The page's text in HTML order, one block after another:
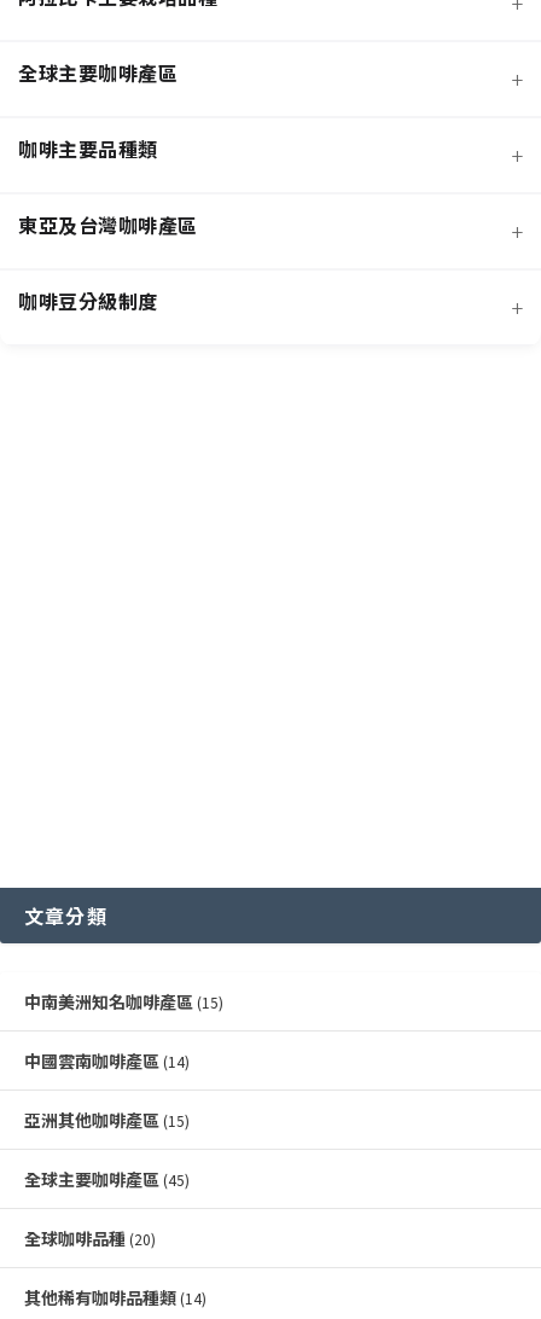
全球主要咖啡產區 +
咖啡主要品種類 +
東亞及台灣咖啡產區 +
咖啡豆分級制度 +
文章分類
中南美洲知名咖啡產區 (15)
中國雲南咖啡產區 (14)
亞洲其他咖啡產區 (15)
全球主要咖啡產區 (45)
全球咖啡品種 (20)
其他稀有咖啡品種類 (14)